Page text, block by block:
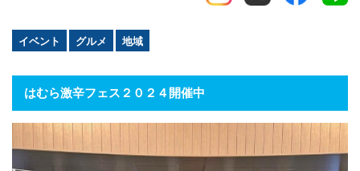
イベント グルメ 地域
はむら激辛フェス２０２４開催中